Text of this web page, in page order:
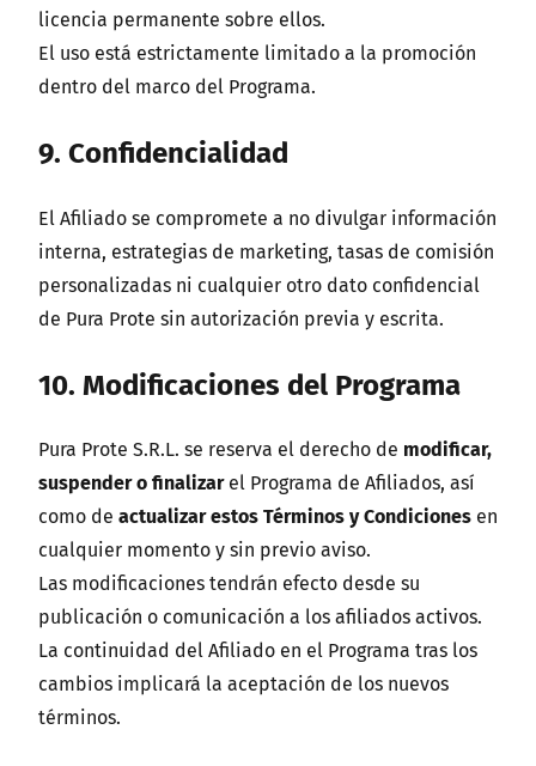
licencia permanente sobre ellos.
El uso está estrictamente limitado a la promoción
dentro del marco del Programa.
9. Confidencialidad
El Afiliado se compromete a no divulgar información
interna, estrategias de marketing, tasas de comisión
personalizadas ni cualquier otro dato confidencial
de Pura Prote sin autorización previa y escrita.
10. Modificaciones del Programa
Pura Prote S.R.L. se reserva el derecho de modificar,
suspender o finalizarel Programa de Afiliados, así
como de actualizar estos Términos y Condiciones en
cualquier momento y sin previo aviso.
Las modificaciones tendrán efecto desde su
publicación o comunicación a los afiliados activos.
La continuidad del Afiliado en el Programa tras los
cambios implicará la aceptación de los nuevos
términos.